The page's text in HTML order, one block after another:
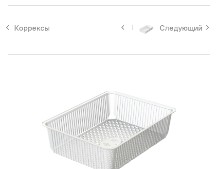
Коррексы Следующий